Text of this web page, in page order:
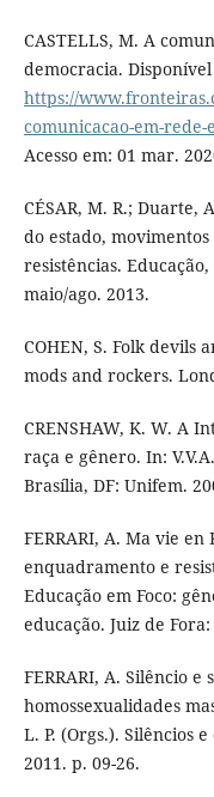
CASTELLS, M. A
democracia.
https://
comunicacao-em-
Acesso em: 01 mar.
CÉSAR, M. R.; Duarte,
do estado, movimentos
resistências.
maio/ago. 2013.
COHEN, S. Folk devils
mods and rockers.
CRENSHAW, K. W. A
raça e gênero. In:
Brasília, DF: Unifem.
FERRARI, A. Ma vie
enquadramento e
Educação em Foco:
educação. Juiz de Fora:
FERRARI, A. Silêncio
homossexualidades
L. P. (Orgs.). Silêncios
2011. p. 09-26.